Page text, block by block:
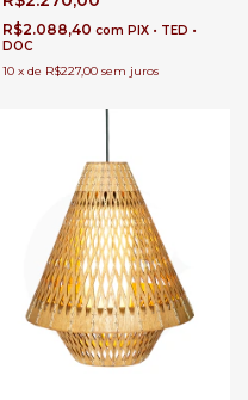
Jantar e Estar | Linha Carimbó
R$2.088,40 com PIX • TED •
DOC
10 x de R$227,00 sem juros